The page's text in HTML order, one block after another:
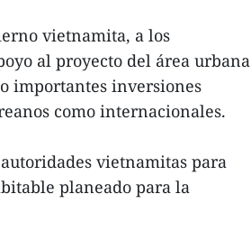
vietnamita, a los
al proyecto del área urbana
importantes inversiones
como internacionales.
vietnamitas para
planeado para la